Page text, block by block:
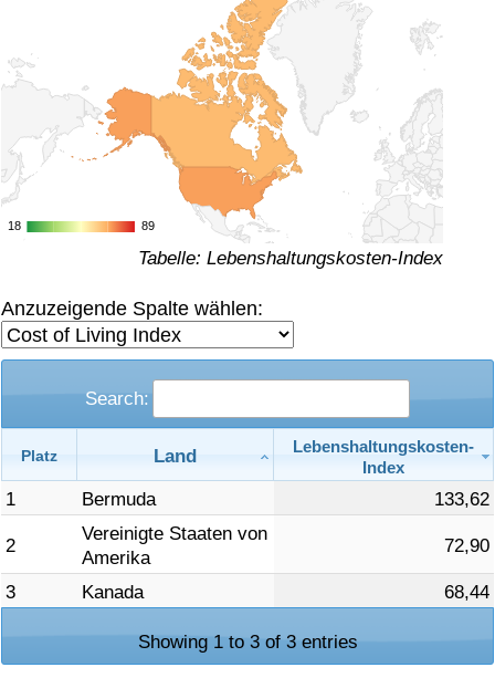
18
18 89
89
Tabelle: Lebenshaltungskosten-Index
Anzuzeigende Spalte wählen:
Search:
Platz Land
Lebenshaltungskosten-
Index
1 Bermuda 133,62
2
Vereinigte Staaten von
Amerika
72,90
3 Kanada 68,44
Showing 1 to 3 of 3 entries
Kriminalitäts-Index (aktuell)
Kriminalitäts-Index
Kriminalitätsindex nach Land
Gesundheitsversorgung
Gesundheitsversorgungs-Index
Gesundheitsversorgungs-Index nach Land
Umweltverschmutzung
Umweltverschmutzungs-Index (aktuell)
Verschmutzungsindex